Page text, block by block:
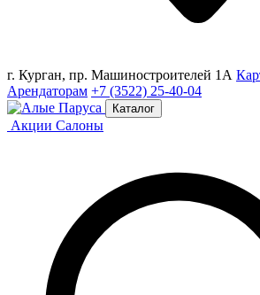
г. Курган, пр. Машиностроителей 1А
Арендаторам +7 (3522) 25-40-04
Каталог
Акции Салоны